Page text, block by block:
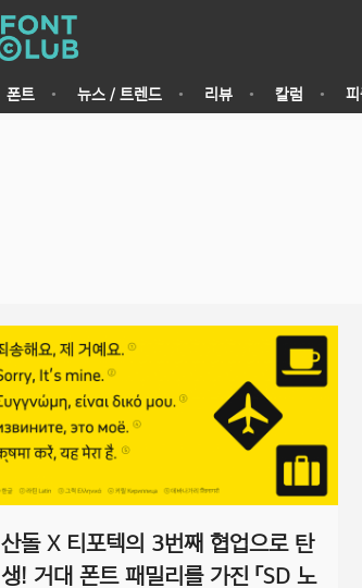
폰트 뉴스 / 트렌드 리뷰 칼럼
산돌 X 티포텍의 3번째 협업으로 탄
생! 거대 폰트 패밀리를 가진 「SD 노